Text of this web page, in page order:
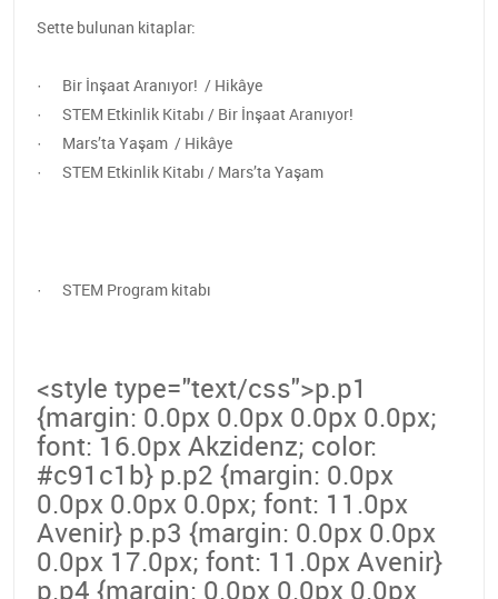
Sette bulunan kitaplar:
· Bir İnşaat Aranıyor! / Hikâye
· STEM Etkinlik Kitabı / Bir İnşaat Aranıyor!
· Mars’ta Yaşam / Hikâye
· STEM Etkinlik Kitabı / Mars’ta Yaşam
· STEM Program kitabı
<style type="text/css">p.p1
{margin: 0.0px 0.0px 0.0px 0.0px;
font: 16.0px Akzidenz; color:
#c91c1b} p.p2 {margin: 0.0px
0.0px 0.0px 0.0px; font: 11.0px
Avenir} p.p3 {margin: 0.0px 0.0px
0.0px 17.0px; font: 11.0px Avenir}
p.p4 {margin: 0.0px 0.0px 0.0px